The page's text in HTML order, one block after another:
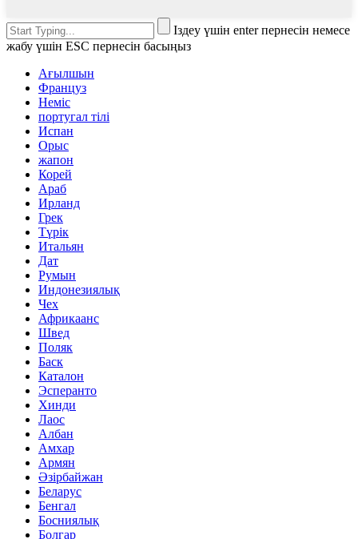
Іздеу үшін enter пернесін немесе
жабу үшін ESC пернесін басыңыз
Ағылшын
Француз
Неміс
португал тілі
Испан
Орыс
жапон
Корей
Араб
Ирланд
Грек
Түрік
Итальян
Дат
Румын
Индонезиялық
Чех
Африкаанс
Швед
Поляк
Баск
Каталон
Эсперанто
Хинди
Лаос
Албан
Амхар
Армян
Әзірбайжан
Беларус
Бенгал
Босниялық
Болгар